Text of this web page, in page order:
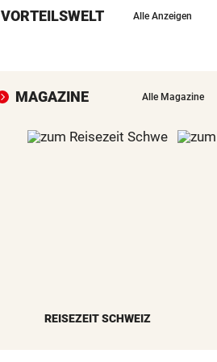
VORTEILSWELT Alle Anzeigen
MAGAZINE Alle Magazine
REISEZEIT SCHWEIZ